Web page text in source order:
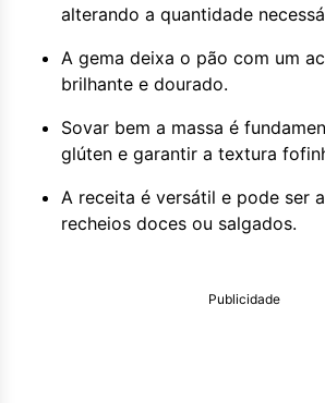
alterando a quantidade
A gema deixa o pão com um
brilhante e dourado.
Sovar bem a massa é
glúten e garantir a textura
A receita é versátil e pode ser
recheios doces ou salgados.
Publicidade